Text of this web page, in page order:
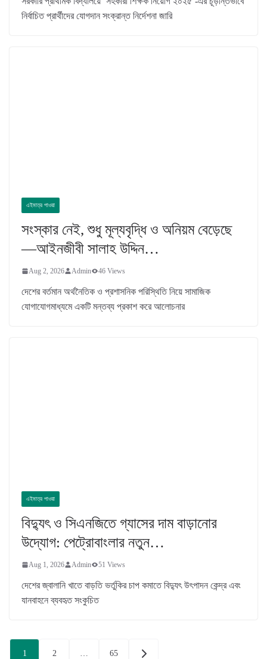
নির্বাচিত প্রার্থীদের যোগদান সংক্রান্ত নির্দেশনা জারি
এইমাত্র পাওয়া
সংস্কার নেই, শুধু মূল্যবৃদ্ধি ও অনিয়ম বেড়েছে
—আইনজীবী সালাহ উদ্দিন…
Aug 2, 2026 Admin 46 Views
দেশের বর্তমান অর্থনৈতিক ও প্রশাসনিক পরিস্থিতি নিয়ে সামাজিক
যোগাযোগমাধ্যমে একটি মন্তব্য প্রকাশ করে আলোচনার
এইমাত্র পাওয়া
বিদ্যুৎ ও সিএনজিতে গ্যাসের দাম বাড়ানোর
উদ্যোগ: পেট্রোবাংলার নতুন…
Aug 1, 2026 Admin 51 Views
দেশের জ্বালানি খাতে বাড়তি ভর্তুকির চাপ কমাতে বিদ্যুৎ উৎপাদন কেন্দ্র এবং
যানবাহনে ব্যবহৃত সংকুচিত
Posts
1 2 … 65